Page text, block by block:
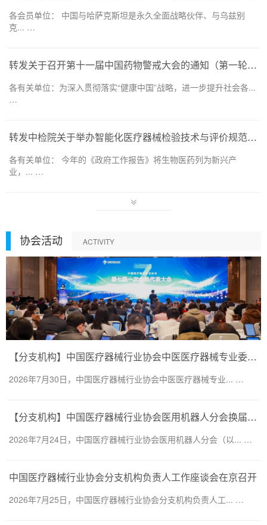
各会员单位： 中国与哈萨克斯坦是永久全面战略伙伴、与乌兹别
克... …
转发关于召开第十一届中国药物警戒大会的通知（第一轮）——药品和医疗器械领域
各有关单位：为深入贯彻落实“健康中国”战略，进一步提升社会各...
…
转发中检院关于举办智能化医疗器械检验技术与评价规范培训班的通知
各有关单位： 今年的《政府工作报告》将生物医药列为新兴产
业，... …
协会活动 ACTIVITY
【分支机构】中国医疗器械行业协会中医医疗器械专业委员会换届会议暨第二届一次委员大会圆满召开
2026年7月30日，中国医疗器械行业协会中医医疗器械专业... …
【分支机构】中国医疗器械行业协会医用机器人分会换届会议暨医用机器人创新大会顺利召开
2026年7月24日，中国医疗器械行业协会医用机器人分会（以... …
中国医疗器械行业协会分支机构负责人工作座谈会在京召开
2026年7月25日，中国医疗器械行业协会分支机构负责人工... …